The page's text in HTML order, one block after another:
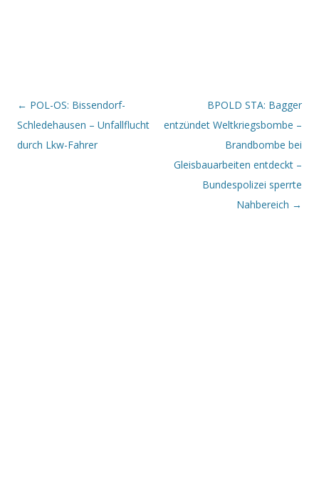
Beitrags-Navigation
← POL-OS: Bissendorf-
Schledehausen – Unfallflucht
durch Lkw-Fahrer
BPOLD STA: Bagger
entzündet Weltkriegsbombe –
Brandbombe bei
Gleisbauarbeiten entdeckt –
Bundespolizei sperrte
Nahbereich →